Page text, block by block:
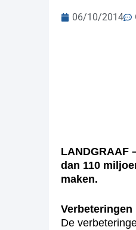
06/10/2014
LANDGRAAF
dan 110
maken.
Verbeteringen
De